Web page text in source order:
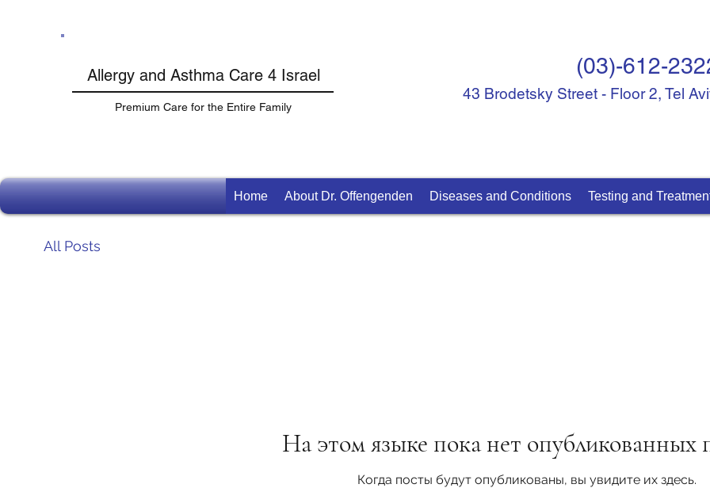
Allergy and Asthma Care 4 Israel
Premium Care for the Entire Family
(03)-612-
43 Brodetsky Street - Floor 2, Tel
Home About Dr. Offengenden Diseases and Conditions Testing and
All Posts
На этом языке пока нет опубликованных
Когда посты будут опубликованы, вы увидите их здесь.